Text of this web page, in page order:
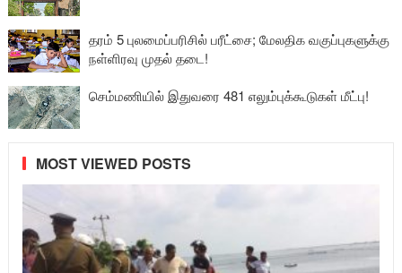
தரம் 5 புலமைப்பரிசில் பரீட்சை; மேலதிக வகுப்புகளுக்கு
நள்ளிரவு முதல் தடை!
செம்மணியில் இதுவரை 481 எலும்புக்கூடுகள் மீட்பு!
MOST VIEWED POSTS